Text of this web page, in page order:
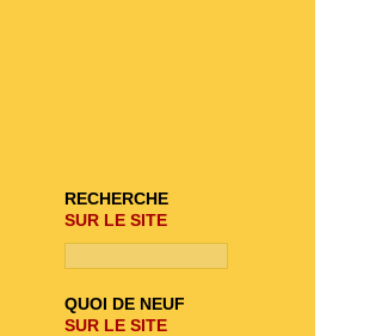
RECHERCHE
SUR LE SITE
QUOI DE NEUF
SUR LE SITE